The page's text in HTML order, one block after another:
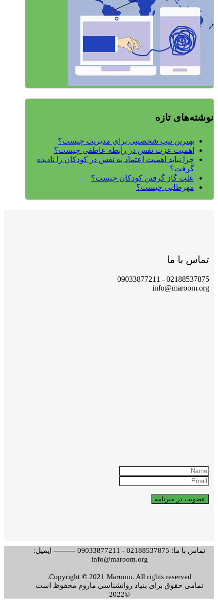
نوشته‌های تازه
بهترین تیپ شخصیتی برای مدیریت چیست؟
اهمیت عزت نفس در رابطه عاطفی چیست؟
چرا نباید اهمیت اعتماد به نفس در کودکان را نادیده
گرفت؟
علت گاز گرفتن کودکان چیست؟
مهرطلبی چیست؟
تماس با ما
02188537875 - 09033877211
info@maroom.org
تماس با ما: 02188537875 - 09033877211 --------- ایمیل:
info@maroom.org
Copyright © 2021 Maroom. All rights reserved.
تمامی حقوق برای بنیاد روانشناسی ماروم محفوظ است
©2022